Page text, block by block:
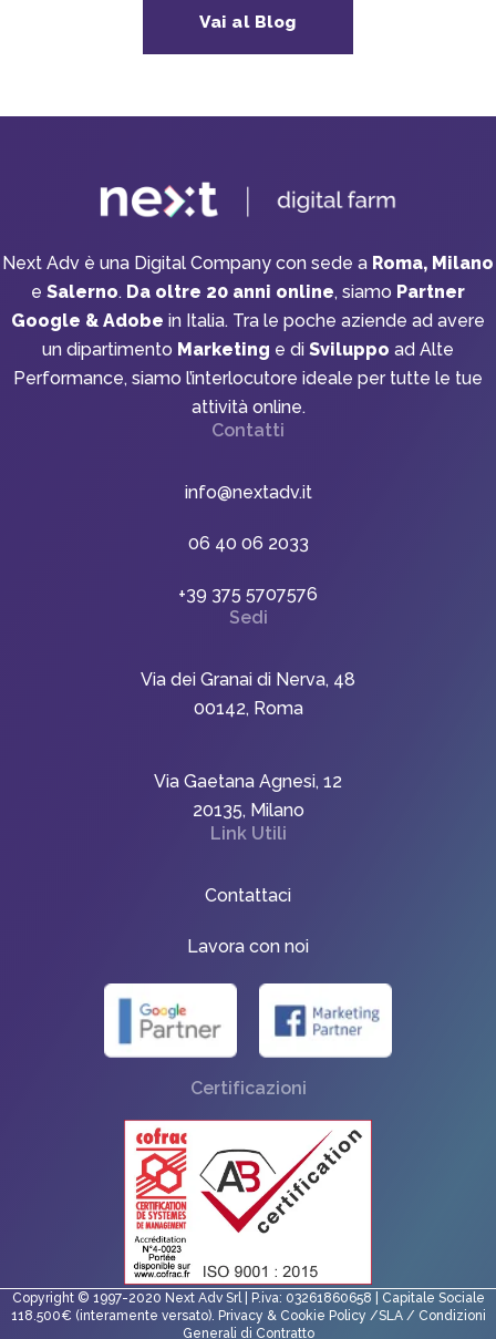
Vai al Blog
Next Adv è una Digital Company con sede a Roma, Milano
e Salerno. Da oltre 20 anni online, siamo Partner
Google & Adobe in Italia. Tra le poche aziende ad avere
un dipartimento Marketing e di Sviluppo ad Alte
Performance, siamo l’interlocutore ideale per tutte le tue
attività online.
Contatti
info@nextadv.it
06 40 06 2033
+39 375 5707576
Sedi
Via dei Granai di Nerva, 48
00142, Roma
Via Gaetana Agnesi, 12
20135, Milano
Link Utili
Contattaci
Lavora con noi
Certificazioni
Copyright © 1997-2020 Next Adv Srl | P.iva: 03261860658 | Capitale Sociale
118.500€ (interamente versato). Privacy & Cookie Policy /SLA/ Condizioni
Generali di Contratto